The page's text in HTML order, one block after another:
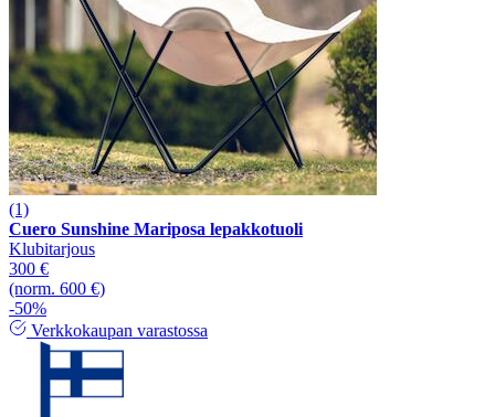
(1)
Cuero Sunshine Mariposa lepakkotuoli
Klubitarjous
300 €
(norm. 600 €)
-50%
Verkkokaupan varastossa